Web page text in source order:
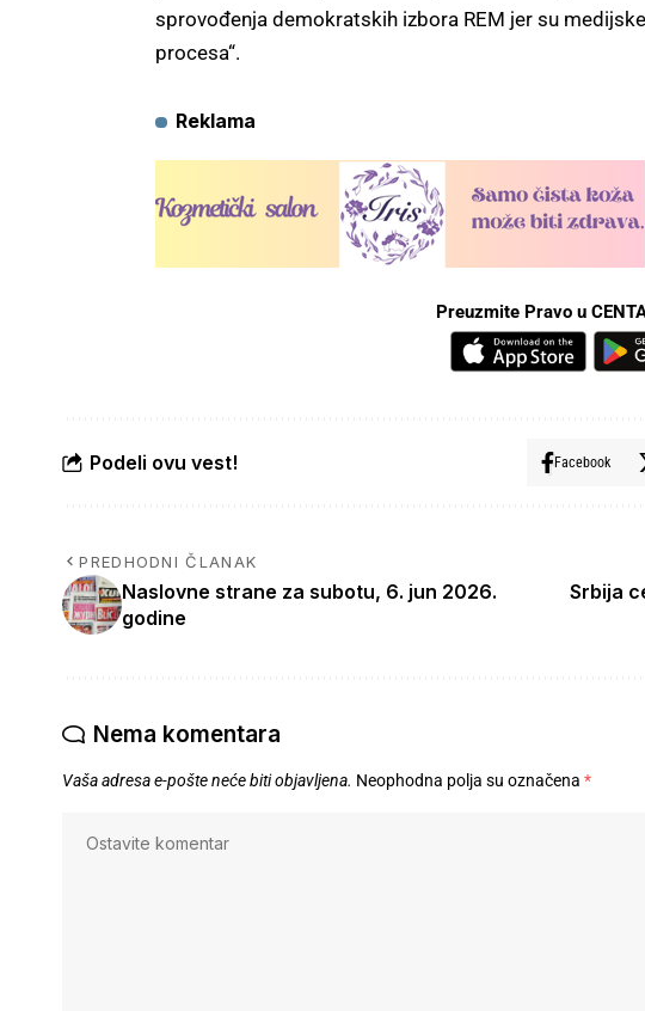
sprovođenja demokratskih izbora REM jer su
procesa“.
Reklama
Preuzmite Pravo u
Podeli ovu vest! Facebook
PREDHODNI ČLANAK
Naslovne strane za subotu, 6. jun 2026.
godine
Srbija
Nema komentara
Vaša adresa e-pošte neće biti objavljena. Neophodna polja su označena *